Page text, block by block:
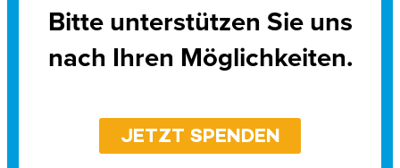
Bitte unterstützen Sie uns
nach Ihren Möglichkeiten.
JETZT SPENDEN